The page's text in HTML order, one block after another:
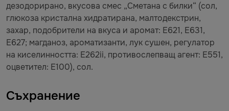
дезодорирано, вкусова смес „Сметана с билки“ (сол,
глюкоза кристална хидратирана, малтодекстрин,
захар, подобрители на вкуса и аромат: Е621, Е631,
Е627; магданоз, ароматизанти, лук сушен, регулатор
на киселинността: Е262ii, противослепващ агент: Е551,
оцветител: Е100), сол.
Съхранение